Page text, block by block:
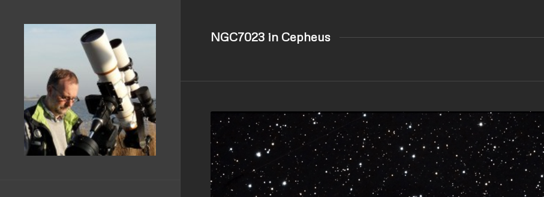
NGC7023 in Cepheus